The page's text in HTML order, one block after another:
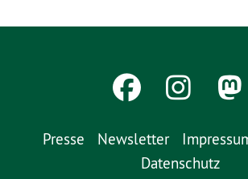
Presse Newsletter
Datenschutz